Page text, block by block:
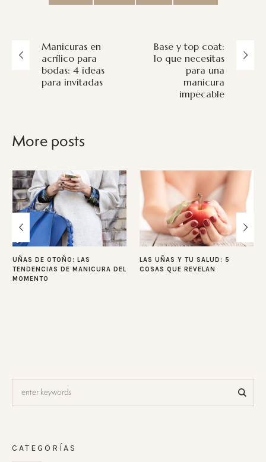
Manicuras en
acrílico para
bodas: 4 ideas
para invitadas
Base y top coat:
lo que necesitas
para una
manicura
impecable
More posts
UÑAS DE OTOÑO: LAS
TENDENCIAS DE MANICURA DEL
MOMENTO
LAS UÑAS Y TU SALUD: 5
COSAS QUE REVELAN
CATEGORÍAS